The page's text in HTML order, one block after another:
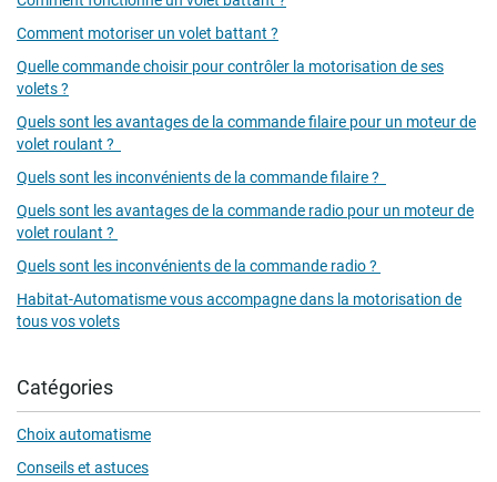
Comment motoriser un volet battant ?
Quelle commande choisir pour contrôler la motorisation de ses
volets ?
Quels sont les avantages de la commande filaire pour un moteur de
volet roulant ?
Quels sont les inconvénients de la commande filaire ?
Quels sont les avantages de la commande radio pour un moteur de
volet roulant ?
Quels sont les inconvénients de la commande radio ?
Habitat-Automatisme vous accompagne dans la motorisation de
tous vos volets
Catégories
Choix automatisme
Conseils et astuces